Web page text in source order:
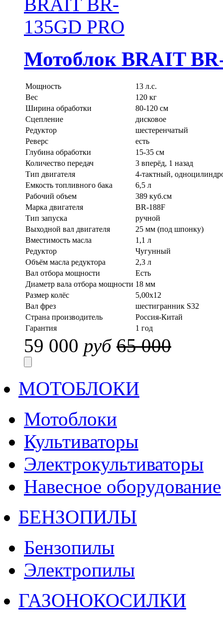
Мотоблок BRAIT
Мощность
13 л.с.
Вес
120 кг
Ширина обработки
80-120 см
Сцепление
дисковое
Редуктор
шестеренчатый
Реверс
есть
Глубина обработки
15-35 см
Количество передач
3 вперёд, 1 назад
Тип двигателя
4-тактный,
Емкость топливного бака
6,5 л
Рабочий объем
389 куб.см
Марка двигателя
BR-188F
Тип запуска
ручной
Выходной вал двигателя
25 мм (под шпонку)
Вместимость масла
1,1 л
Редуктор
Чугунный
Объём масла редуктора
2,3 л
Вал отбора мощности
Есть
Диаметр вала отбора мощности 18 мм
Размер колёс
5,00x12
Вал фрез
шестигранник S32
Страна производитель
Россия-Китай
Гарантия
1 год
59 000 руб 65 000
МОТОБЛОКИ
Мотоблоки
Культиваторы
Электрокультиваторы
Навесное оборудование
БЕНЗОПИЛЫ
Бензопилы
Электропилы
ГАЗОНОКОСИЛКИ